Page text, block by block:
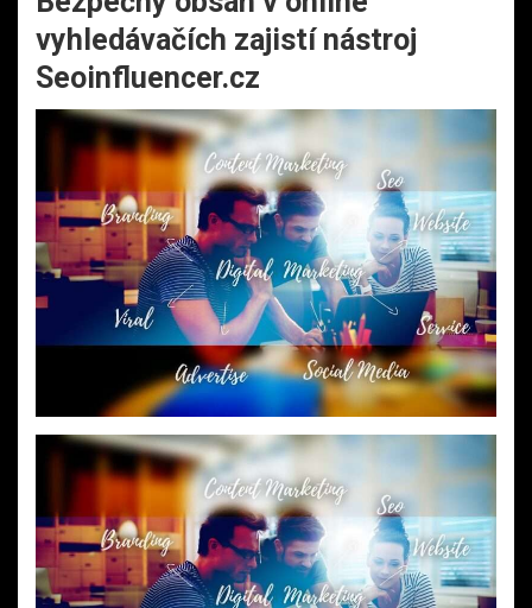
vyhledávačích zajistí nástroj
Seoinfluencer.cz